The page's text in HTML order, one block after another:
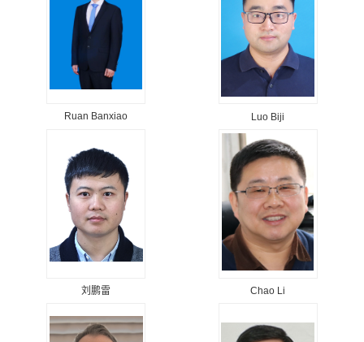
Ruan Banxiao Luo Biji
刘鹏雷 Chao Li